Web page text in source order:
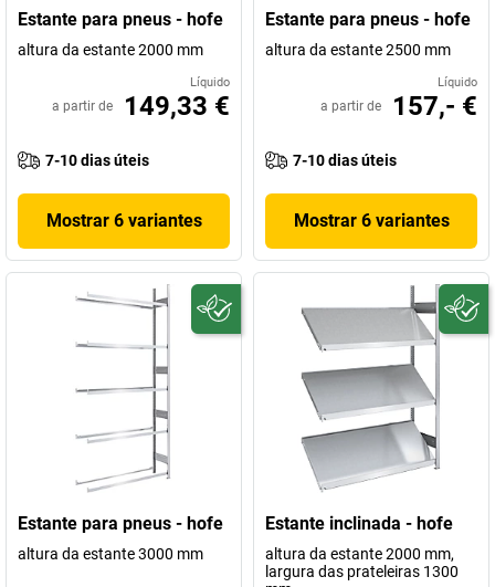
Estante para pneus - hofe
altura da estante 2000 mm
Líquido
a partir de 149,33 €
7-10 dias úteis
Mostrar 6 variantes
Estante para pneus - hofe
altura da estante 2500 mm
Líquido
a partir de 157,- €
7-10 dias úteis
Mostrar 6 variantes
Estante para pneus - hofe
altura da estante 3000 mm
Estante inclinada - hofe
altura da estante 2000 mm,
largura das prateleiras 1300